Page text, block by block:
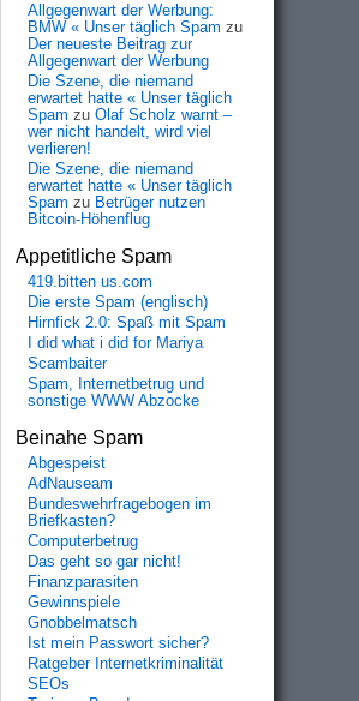
Allgegenwart der Werbung:
BMW « Unser täglich Spam zu
Der neueste Beitrag zur
Allgegenwart der Werbung
Die Szene, die niemand
erwartet hatte « Unser täglich
Spam zu Olaf Scholz warnt –
wer nicht handelt, wird viel
verlieren!
Die Szene, die niemand
erwartet hatte « Unser täglich
Spam zu Betrüger nutzen
Bitcoin-Höhenflug
Appetitliche Spam
419.bitten us.com
Die erste Spam (englisch)
Hirnfick 2.0: Spaß mit Spam
I did what i did for Mariya
Scambaiter
Spam, Internetbetrug und
sonstige WWW Abzocke
Beinahe Spam
Abgespeist
AdNauseam
Bundeswehrfragebogen im
Briefkasten?
Computerbetrug
Das geht so gar nicht!
Finanzparasiten
Gewinnspiele
Gnobbelmatsch
Ist mein Passwort sicher?
Ratgeber Internetkriminalität
SEOs